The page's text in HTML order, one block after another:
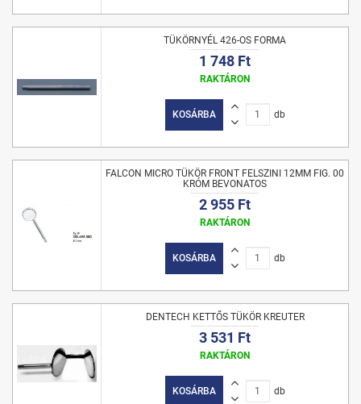
TÜKÖRNYÉL 426-OS FORMA
1 748 Ft
RAKTÁRON
KOSÁRBA db
FALCON MICRO TÜKÖR FRONT FELSZINI 12MM FIG. 00
KRÓM BEVONATOS
2 955 Ft
RAKTÁRON
KOSÁRBA db
DENTECH KETTŐS TÜKÖR KREUTER
3 531 Ft
RAKTÁRON
KOSÁRBA db